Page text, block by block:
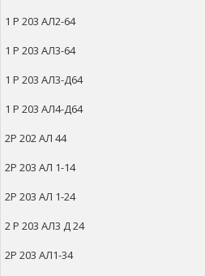
1 Р 203 АЛ2-64
1 Р 203 АЛ3-64
1 Р 203 АЛ3-Д64
1 Р 203 АЛ4-Д64
2Р 202 АЛ 44
2Р 203 АЛ 1-14
2Р 203 АЛ 1-24
2 Р 203 АЛ3 Д 24
2Р 203 АЛ1-34